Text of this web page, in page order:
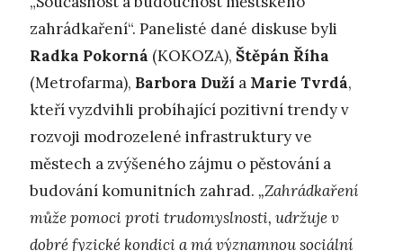
zahrádkaření“. Panelisté dané diskuse byli
Radka Pokorná (KOKOZA), Štěpán Říha
(Metrofarma), Barbora Duží a Marie Tvrdá,
kteří vyzdvihli probíhající pozitivní trendy v
rozvoji modrozelené infrastruktury ve
městech a zvýšeného zájmu o pěstování a
budování komunitních zahrad. „Zahrádkaření
může pomoci proti trudomyslnosti, udržuje v
dobré fyzické kondici a má významnou sociální